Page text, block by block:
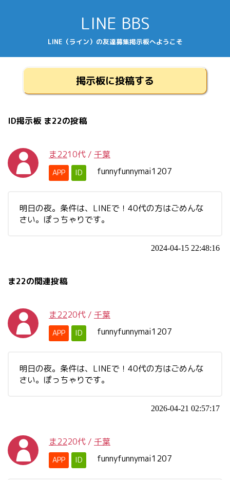
LINE BBS
LINE（ライン）の友達募集掲示板へようこそ
掲示板に投稿する
ID掲示板 ま22の投稿
ま2210代 / 千葉
APP ID funnyfunnymai1207
明日の夜。条件は、LINEで！40代の方はごめんな
さい。ぽっちゃりです。
2024-04-15 22:48:16
ま22の関連投稿
ま2220代 / 千葉
APP ID funnyfunnymai1207
明日の夜。条件は、LINEで！40代の方はごめんな
さい。ぽっちゃりです。
2026-04-21 02:57:17
ま2220代 / 千葉
APP ID funnyfunnymai1207